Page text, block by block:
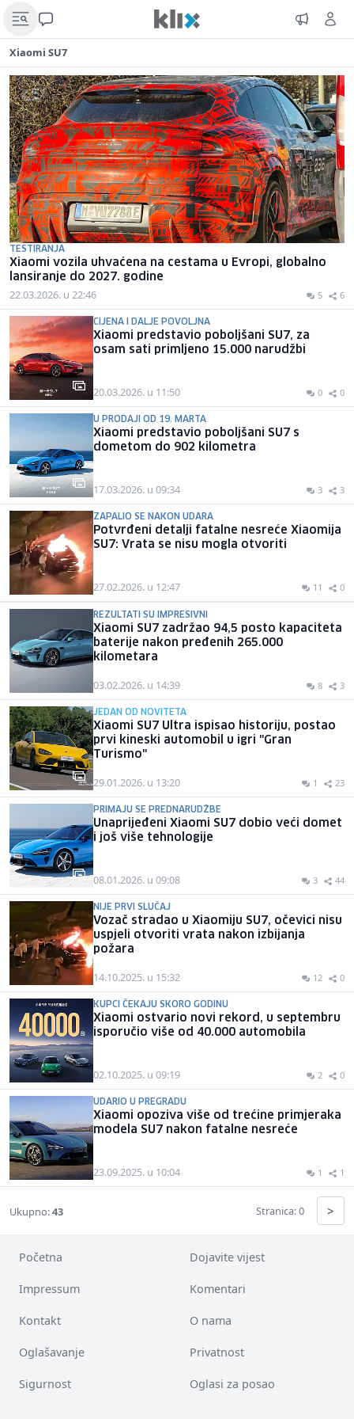
Xiaomi SU7
TESTIRANJA
Xiaomi vozila uhvaćena na cestama u Evropi, globalno
lansiranje do 2027. godine
22.03.2026. u 22:46 5 6
CIJENA I DALJE POVOLJNA
Xiaomi predstavio poboljšani SU7, za
osam sati primljeno 15.000 narudžbi
20.03.2026. u 11:50 0 0
U PRODAJI OD 19. MARTA
Xiaomi predstavio poboljšani SU7 s
dometom do 902 kilometra
17.03.2026. u 09:34 3 3
ZAPALIO SE NAKON UDARA
Potvrđeni detalji fatalne nesreće Xiaomija
SU7: Vrata se nisu mogla otvoriti
27.02.2026. u 12:47 11 0
REZULTATI SU IMPRESIVNI
Xiaomi SU7 zadržao 94,5 posto kapaciteta
baterije nakon pređenih 265.000
kilometara
03.02.2026. u 14:39 8 3
JEDAN OD NOVITETA
Xiaomi SU7 Ultra ispisao historiju, postao
prvi kineski automobil u igri "Gran
Turismo"
29.01.2026. u 13:20 1 23
PRIMAJU SE PREDNARUDŽBE
Unaprijeđeni Xiaomi SU7 dobio veći domet
i još više tehnologije
08.01.2026. u 09:08 3 44
NIJE PRVI SLUČAJ
Vozač stradao u Xiaomiju SU7, očevici nisu
uspjeli otvoriti vrata nakon izbijanja
požara
14.10.2025. u 15:32 12 0
KUPCI ČEKAJU SKORO GODINU
Xiaomi ostvario novi rekord, u septembru
isporučio više od 40.000 automobila
02.10.2025. u 09:19 2 0
UDARIO U PREGRADU
Xiaomi opoziva više od trećine primjeraka
modela SU7 nakon fatalne nesreće
23.09.2025. u 10:04 1 1
Ukupno:43 Stranica: 0 >
Početna Dojavite vijest
Impressum Komentari
Kontakt O nama
Oglašavanje Privatnost
Sigurnost Oglasi za posao